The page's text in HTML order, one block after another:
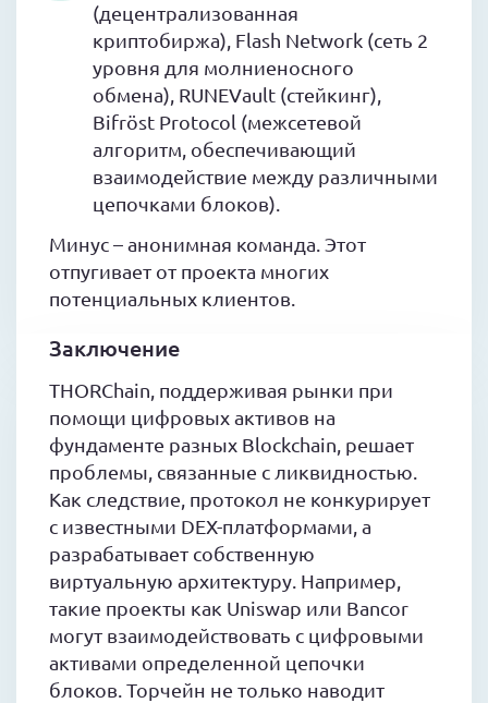
(децентрализованная
криптобиржа), Flash Network (сеть 2
уровня для молниеносного
обмена), RUNEVault (стейкинг),
Bifröst Protocol (межсетевой
алгоритм, обеспечивающий
взаимодействие между различными
цепочками блоков).
Минус – анонимная команда. Этот
отпугивает от проекта многих
потенциальных клиентов.
Заключение
THORChain, поддерживая рынки при
помощи цифровых активов на
фундаменте разных Blockchain, решает
проблемы, связанные с ликвидностью.
Как следствие, протокол не конкурирует
с известными DEX-платформами, а
разрабатывает собственную
виртуальную архитектуру. Например,
такие проекты как Uniswap или Bancor
могут взаимодействовать с цифровыми
активами определенной цепочки
блоков. Торчейн не только наводит